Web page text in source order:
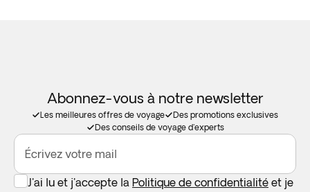
Abonnez-vous à notre newsletter
Les meilleures offres de voyage
Des promotions exclusives
Des conseils de voyage d'experts
Écrivez votre mail
J'ai lu et j'accepte la Politique de confidentialité et je